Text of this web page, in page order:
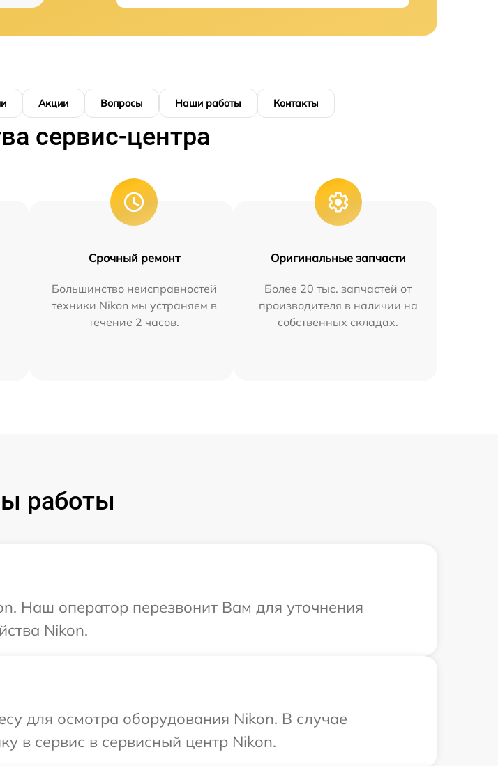
Акции Вопросы Наши работы Контакты
сервис-центра
Срочный ремонт
Большинство неисправностей
техники Nikon мы устраняем в
течение 2 часов.
Оригинальные запчасти
Более 20 тыс. запчастей от
производителя в наличии на
собственных складах.
работы
Наш оператор перезвонит Вам для уточнения
Nikon.
для осмотра оборудования Nikon. В случае
в сервис в сервисный центр Nikon.